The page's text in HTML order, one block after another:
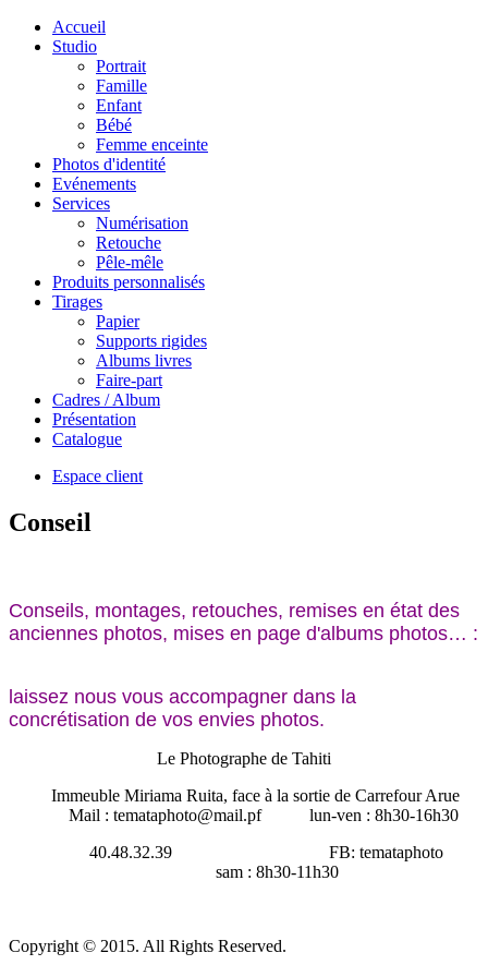
Accueil
Studio
Portrait
Famille
Enfant
Bébé
Femme enceinte
Photos d'identité
Evénements
Services
Numérisation
Retouche
Pêle-mêle
Produits personnalisés
Tirages
Papier
Supports rigides
Albums livres
Faire-part
Cadres / Album
Présentation
Catalogue
Espace client
Conseil
Conseils, montages, retouches, remises en état des
anciennes photos, mises en page d'albums photos… :
laissez nous vous accompagner dans la
concrétisation de vos envies photos.
Le Photographe de Tahiti
Immeuble Miriama Ruita, face à la sortie de Carrefour Arue
Mail : temataphoto@mail.pf lun-ven : 8h30-16h30
40.48.32.39 FB: temataphoto
sam : 8h30-11h30
Copyright © 2015. All Rights Reserved.